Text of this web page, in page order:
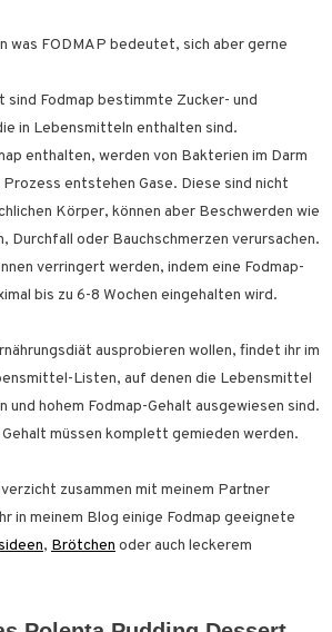
was FODMAP bedeutet, sich aber gerne
sind Fodmap bestimmte Zucker- und
in Lebensmitteln enthalten sind.
enthalten, werden von Bakterien im Darm
entstehen Gase. Diese sind nicht
Körper, können aber Beschwerden wie
Durchfall oder Bauchschmerzen verursachen.
verringert werden, indem eine Fodmap-
bis zu 6-8 Wochen eingehalten wird.
ausprobieren wollen, findet ihr im
Listen, auf denen die Lebensmittel
hohem Fodmap-Gehalt ausgewiesen sind.
müssen komplett gemieden werden.
zusammen mit meinem Partner
in meinem Blog einige Fodmap geeignete
, Brötchen oder auch leckerem